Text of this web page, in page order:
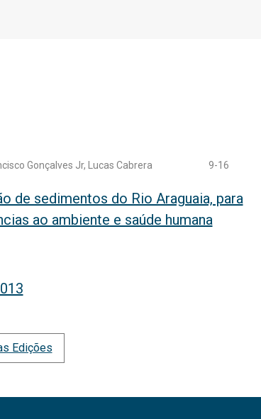
Gonçalves Jr, Lucas Cabrera
9-16
de sedimentos do Rio Araguaia, para
ao ambiente e saúde humana
Edições